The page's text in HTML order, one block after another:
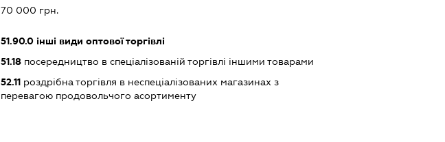
70 000 грн.
51.90.0 інші види оптової торгівлі
51.18 посередництво в спеціалізованій торгівлі іншими товарами
52.11 роздрібна торгівля в неспеціалізованих магазинах з
перевагою продовольчого асортименту